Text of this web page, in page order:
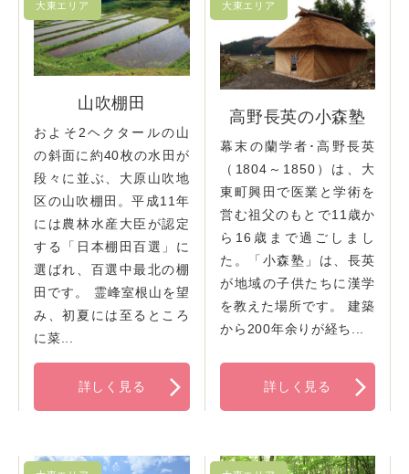
山吹棚田
およそ2ヘクタールの山
の斜面に約40枚の水田が
段々に並ぶ、大原山吹地
区の山吹棚田。平成11年
には農林水産大臣が認定
する「日本棚田百選」に
選ばれ、百選中最北の棚
田です。 霊峰室根山を望
み、初夏には至るところ
に菜...
詳しく見る
高野長英の小森塾
幕末の蘭学者･高野長英
（1804～1850）は、大
東町興田で医業と学術を
営む祖父のもとで11歳か
ら16歳まで過ごしまし
た。「小森塾」は、長英
が地域の子供たちに漢学
を教えた場所です。 建築
から200年余りが経ち...
詳しく見る